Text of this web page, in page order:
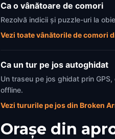
Ca o vânătoare de comori
Rezolvă indicii și puzzle-uri la
Vezi toate vânătorile de comori
Ca un tur pe jos autoghidat
Un traseu pe jos ghidat prin
offline.
Vezi tururile pe jos din Broken
Orașe din